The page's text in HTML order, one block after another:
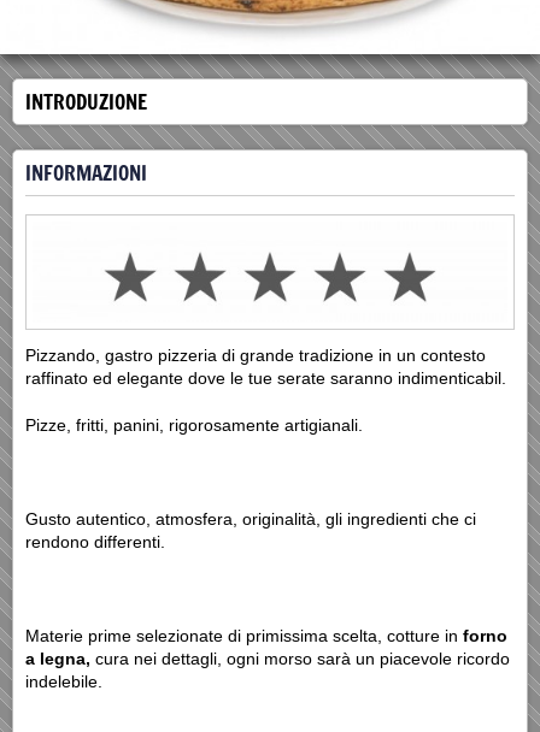
INTRODUZIONE
INFORMAZIONI
Pizzando, gastro pizzeria di grande tradizione in un contesto
raffinato ed elegante dove le tue serate saranno indimenticabil.
Pizze, fritti, panini, rigorosamente artigianali.
Gusto autentico, atmosfera, originalità, gli ingredienti che ci
rendono differenti.
Materie prime selezionate di primissima scelta, cotture in forno
a legna, cura nei dettagli, ogni morso sarà un piacevole ricordo
indelebile.